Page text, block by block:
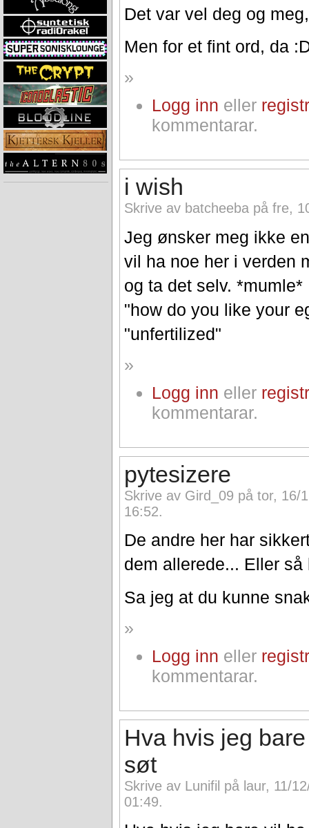
Det var vel deg og
Men for et fint ord, da
»
Logg inn eller
kommentarar.
i wish
Skrive av batcheeba på fre,
Jeg ønsker meg ikke
vil ha noe her i verden
og ta det selv. *mumle*
"how do you like your
"unfertilized"
»
Logg inn eller
kommentarar.
pytesizere
Skrive av Gird_09 på tor, 16/
16:52.
De andre her har
dem allerede... Eller
Sa jeg at du kunne
»
Logg inn eller
kommentarar.
Hva hvis jeg
søt
Skrive av Lunifil på laur, 11/
01:49.